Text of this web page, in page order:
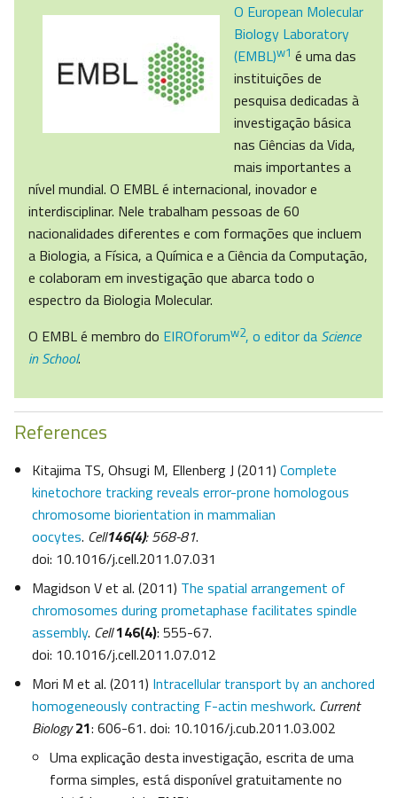
O European Molecular
Biology Laboratory
(EMBL)w1 é uma das
instituições de
pesquisa dedicadas à
investigação básica
nas Ciências da Vida,
mais importantes a
nível mundial. O EMBL é internacional, inovador e
interdisciplinar. Nele trabalham pessoas de 60
nacionalidades diferentes e com formações que incluem
a Biologia, a Física, a Química e a Ciência da Computação,
e colaboram em investigação que abarca todo o
espectro da Biologia Molecular.
O EMBL é membro do EIROforumw2, o editor da Science
in School.
References
Kitajima TS, Ohsugi M, Ellenberg J (2011) Complete
kinetochore tracking reveals error-prone homologous
chromosome biorientation in mammalian
oocytes. Cell146(4): 568-81.
doi: 10.1016/j.cell.2011.07.031
Magidson V et al. (2011) The spatial arrangement of
chromosomes during prometaphase facilitates spindle
assembly. Cell146(4): 555-67.
doi: 10.1016/j.cell.2011.07.012
Mori M et al. (2011) Intracellular transport by an anchored
homogeneously contracting F-actin meshwork. Current
Biology 21: 606-61. doi: 10.1016/j.cub.2011.03.002
Uma explicação desta investigação, escrita de uma
forma simples, está disponível gratuitamente no